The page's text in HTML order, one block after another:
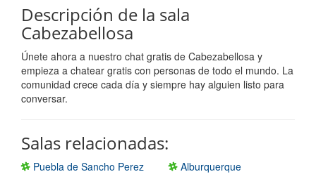
Descripción de la sala
Cabezabellosa
Únete ahora a nuestro chat gratis de Cabezabellosa y
empieza a chatear gratis con personas de todo el mundo. La
comunidad crece cada día y siempre hay alguien listo para
conversar.
Salas relacionadas:
Puebla de Sancho Perez
Alburquerque